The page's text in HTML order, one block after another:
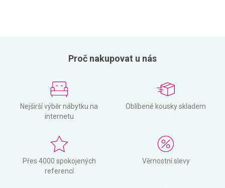
Proč nakupovat u nás
Nejširší výběr nábytku na
internetu
Oblíbené kousky skladem
Přes 4000 spokojených
referencí
Věrnostní slevy